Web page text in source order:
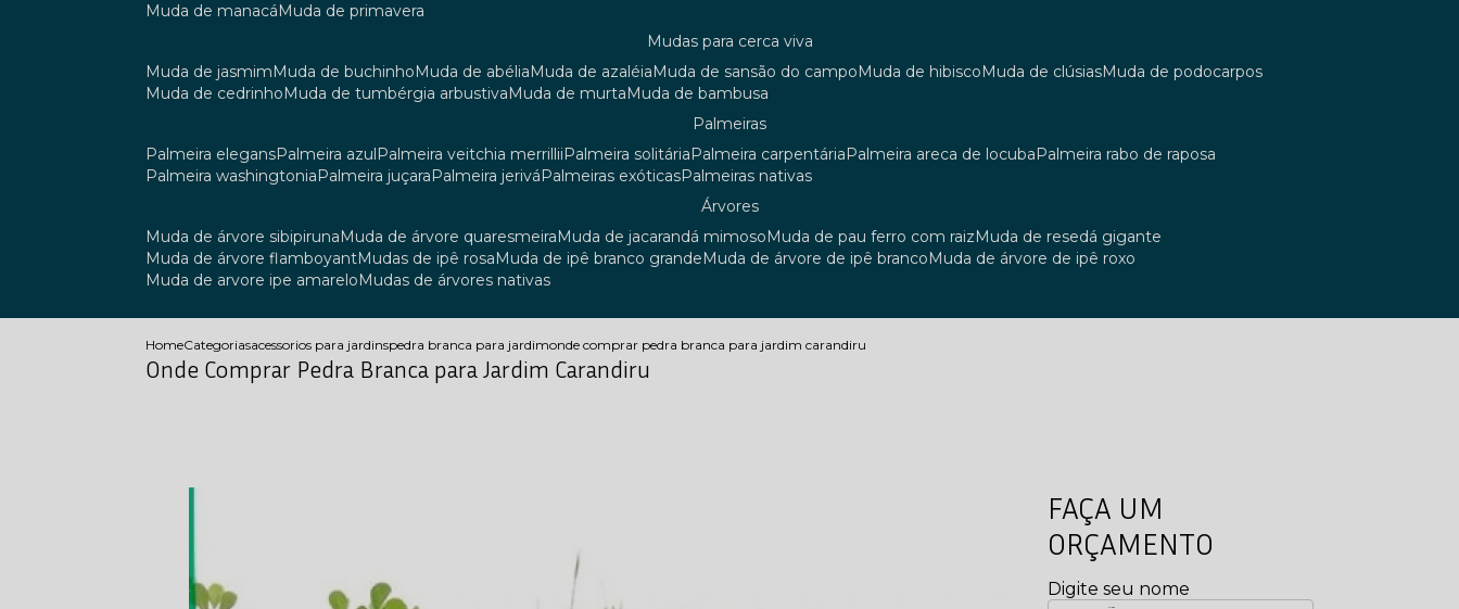
muda de manacá
muda de primavera
mudas para cerca viva
muda de jasmim
muda de buchinho muda de abélia muda de azaléia muda de sansão do campo muda de hibisco muda de clúsias
muda de podocarpos
muda de cedrinho
muda de tumbérgia arbustiva muda de murta
muda de bambusa
palmeiras
palmeira elegans
palmeira azul palmeira veitchia merrillii palmeira solitária palmeira carpentária palmeira areca de locuba
palmeira rabo de raposa
palmeira washingtonia
palmeira juçara palmeira jerivá palmeiras exóticas
palmeiras nativas
árvores
muda de árvore sibipiruna
muda de árvore quaresmeira muda de jacarandá mimoso muda de pau ferro com raiz
muda de resedá gigante
muda de árvore flamboyant
mudas de ipê rosa muda de ipê branco grande muda de árvore de ipê branco
muda de árvore de ipê roxo
muda de arvore ipe amarelo
mudas de árvores nativas
HomeCategoriasacessorios para jardinspedra branca para jardimonde comprar pedra branca para jardim carandiru
Onde Comprar Pedra Branca para Jardim Carandiru
FAÇA UM
ORÇAMENTO
Digite seu nome